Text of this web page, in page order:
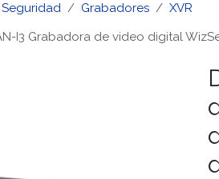
Seguridad Grabadores
XVR
I3 Grabadora de video digital